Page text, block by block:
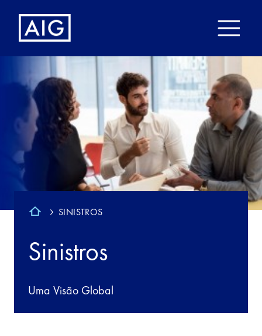
SINISTROS
Sinistros
Uma Visão Global